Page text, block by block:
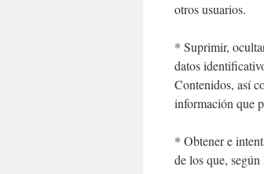
otros usuarios.
* Suprimir,
datos
Contenidos, así
información que
* Obtener e
de los que,